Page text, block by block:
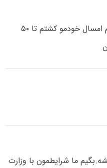
من صد سال سیاه سال من ۵۰ بیارم امسال خودمو کشتم تا ۵۰
ما شرایطمون با وزارت